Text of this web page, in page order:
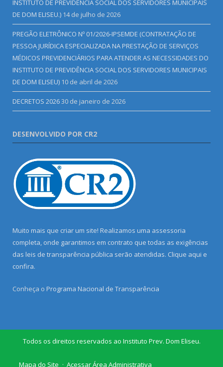
INSTITUTO DE PREVIDÊNCIA SOCIAL DOS SERVIDORES MUNICIPAIS
DE DOM ELISEU.) 14 de julho de 2026
PREGÃO ELETRÔNICO Nº 01/2026-IPSEMDE (CONTRATAÇÃO DE
PESSOA JURÍDICA ESPECIALIZADA NA PRESTAÇÃO DE SERVIÇOS
MÉDICOS PREVIDENCIÁRIOS PARA ATENDER AS NECESSIDADES DO
INSTITUTO DE PREVIDÊNCIA SOCIAL DOS SERVIDORES MUNICIPAIS
DE DOM ELISEU) 10 de abril de 2026
DECRETOS 202630 de janeiro de 2026
DESENVOLVIDO POR CR2
Muito mais que criar um site! Realizamos uma assessoria
completa, onde garantimos em contrato que todas as exigências
das leis de transparência pública serão atendidas. Clique aqui e
confira.
Conheça o Programa Nacional de Transparência
Todos os direitos reservados ao Instituto Prev. Dom Eliseu.
Mapa do Site Acessar Área Administrativa